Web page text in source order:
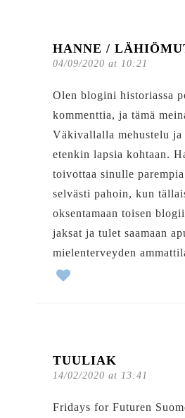
HANNE /
04/09/2020 at 10:21
Olen blogini historiassa
kommenttia, ja tämä
Väkivallalla mehustelu
etenkin lapsia kohtaan.
toivottaa sinulle
selvästi pahoin, kun
oksentamaan toisen
jaksat ja tulet saamaan
mielenterveyden
TUULIAK
14/02/2020 at 13:41
Fridays for Futuren